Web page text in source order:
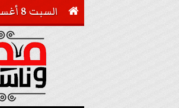
 السبت 8 أغسطس 2026